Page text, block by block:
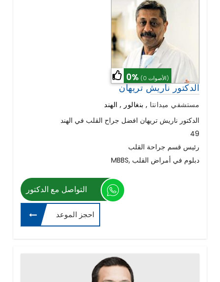
0% (0 الأصوات)
الدكتور ناريش تريهان
مستشفي ميدانتا , بنغالور , الهند
الدكتور ناريش تريهان افضل جراح القلب في الهند
49
رئيس قسم جراحة القلب
MBBS, دبلوم في أمراض القلب
التواصل مع الدكتور
احجز الموعد